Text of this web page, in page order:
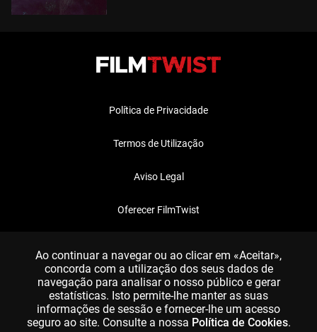
Política de Privacidade
Termos de Utilização
Aviso Legal
Oferecer FilmTwist
Ao continuar a navegar ou ao clicar em «Aceitar»,
concorda com a utilização dos seus dados de
navegação para analisar o nosso público e gerar
estatísticas. Isto permite-lhe manter as suas
informações de sessão e fornecer-lhe um acesso
seguro ao site. Consulte a nossa Política de Cookies.